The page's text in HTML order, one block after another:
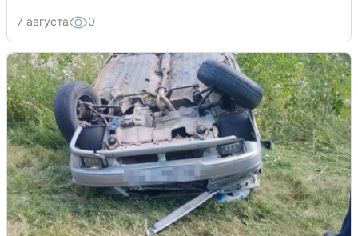
7 августа 0